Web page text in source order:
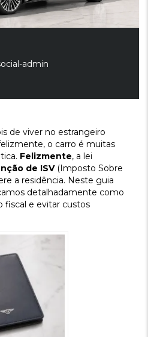
admin
de viver no estrangeiro
o carro é muitas
Felizmente, a lei
de ISV(Imposto Sobre
a residência. Neste guia
detalhadamente como
fiscal e evitar custos